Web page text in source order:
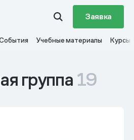
Заявка
Учебные материалы Курсы
группа19